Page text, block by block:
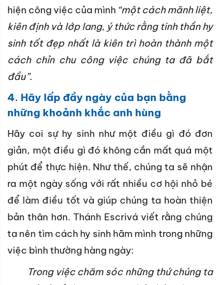
hiện công việc của mình “một cách mãnh liệt,
kiên định và lớp lang, ý thức rằng tinh thần hy
sinh tốt đẹp nhất là kiên trì hoàn thành một
cách chỉn chu công việc chúng ta đã bắt
đầu”.
4. Hãy lấp đầy ngày của bạn bằng
những khoảnh khắc anh hùng
Hãy coi sự hy sinh như một điều gì đó đơn
giản, một điều gì đó không cần mất quá một
phút để thực hiện. Như thế, chúng ta sẽ nhận
ra một ngày sống với rất nhiều cơ hội nhỏ bé
để làm điều tốt và giúp chúng ta hoàn thiện
bản thân hơn. Thánh Escrivá viết rằng chúng
ta nên tìm cách hy sinh hãm mình trong những
việc bình thường hàng ngày:
Trong việc chăm sóc những thứ chúng ta